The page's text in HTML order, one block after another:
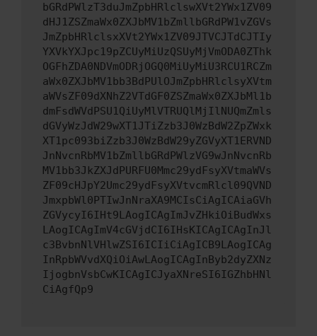
bGRdPWlzT3duJmZpbHRlclswXVt2YWx1ZV09
dHJ1ZSZmaWx0ZXJbMV1bZmllbGRdPW1vZGVs
JmZpbHRlclsxXVt2YWx1ZV09JTVCJTdCJTIy
YXVkYXJpc19pZCUyMiUzQSUyMjVmODA0ZThk
OGFhZDA0NDVmODRjOGQ0MiUyMiU3RCU1RCZm
aWx0ZXJbMV1bb3BdPUlOJmZpbHRlclsyXVtm
aWVsZF09dXNhZ2VTdGF0ZSZmaWx0ZXJbMl1b
dmFsdWVdPSU1QiUyMlVTRUQlMjIlNUQmZmls
dGVyWzJdW29wXT1JTiZzb3J0WzBdW2ZpZWxk
XT1pc093biZzb3J0WzBdW29yZGVyXT1ERVND
JnNvcnRbMV1bZmllbGRdPWlzVG9wJnNvcnRb
MV1bb3JkZXJdPURFU0Mmc29ydFsyXVtmaWVs
ZF09cHJpY2Umc29ydFsyXVtvcmRlcl09QVND
JmxpbWl0PTIwJnNraXA9MCIsCiAgICAiaGVh
ZGVycyI6IHt9LAogICAgImJvZHkiOiBudWxs
LAogICAgImV4cGVjdCI6IHsKICAgICAgInJl
c3BvbnNlVHlwZSI6ICIiCiAgICB9LAogICAg
InRpbWVvdXQiOiAwLAogICAgInByb2dyZXNz
IjogbnVsbCwKICAgICJyaXNreSI6IGZhbHNl
CiAgfQp9